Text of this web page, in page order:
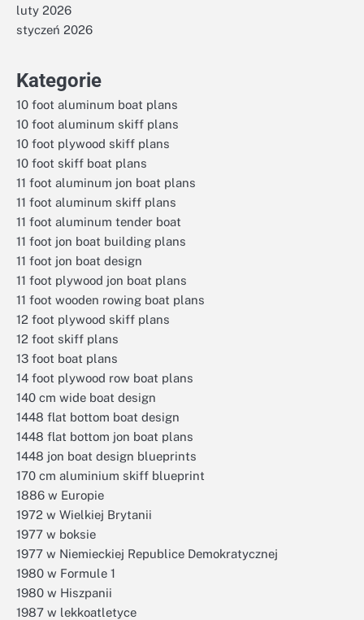
luty 2026
styczeń 2026
Kategorie
10 foot aluminum boat plans
10 foot aluminum skiff plans
10 foot plywood skiff plans
10 foot skiff boat plans
11 foot aluminum jon boat plans
11 foot aluminum skiff plans
11 foot aluminum tender boat
11 foot jon boat building plans
11 foot jon boat design
11 foot plywood jon boat plans
11 foot wooden rowing boat plans
12 foot plywood skiff plans
12 foot skiff plans
13 foot boat plans
14 foot plywood row boat plans
140 cm wide boat design
1448 flat bottom boat design
1448 flat bottom jon boat plans
1448 jon boat design blueprints
170 cm aluminium skiff blueprint
1886 w Europie
1972 w Wielkiej Brytanii
1977 w boksie
1977 w Niemieckiej Republice Demokratycznej
1980 w Formule 1
1980 w Hiszpanii
1987 w lekkoatletyce